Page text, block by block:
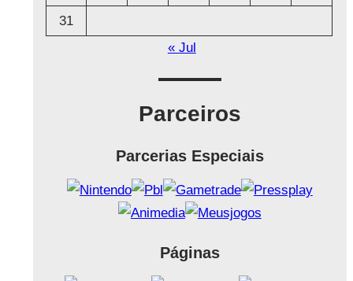
31
« Jul
Parceiros
Parcerias Especiais
Páginas